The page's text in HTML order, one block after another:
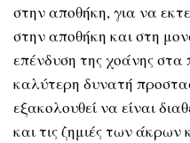
στην αποθήκη, για να
στην αποθήκη και στη
επένδυση της χοάνης στα
καλύτερη δυνατή
εξακολουθεί να είναι
και τις ζημιές των